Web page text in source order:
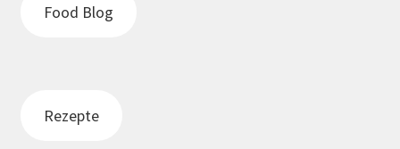
Food Blog
Rezepte